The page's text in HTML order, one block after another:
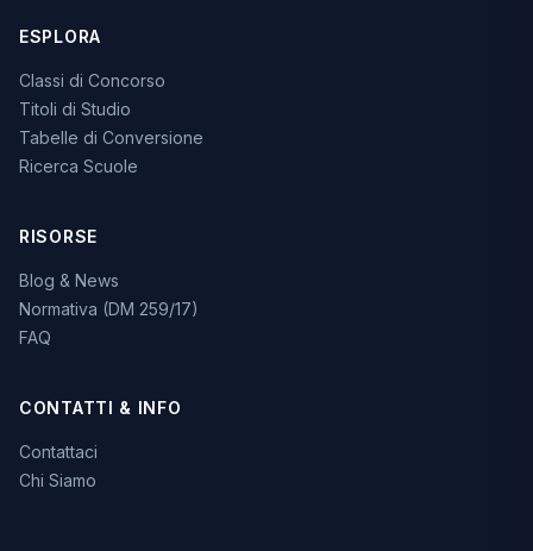
ESPLORA
Classi di Concorso
Titoli di Studio
Tabelle di Conversione
Ricerca Scuole
RISORSE
Blog & News
Normativa (DM 259/17)
FAQ
CONTATTI & INFO
Contattaci
Chi Siamo